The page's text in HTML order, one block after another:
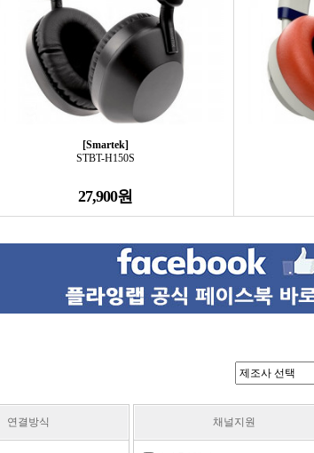
[Smartek]
STBT-H150S
27,900원
연결방식 채널지원